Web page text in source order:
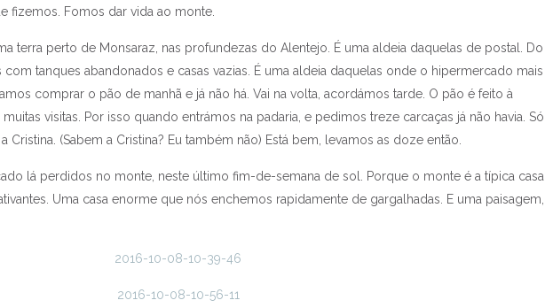
fizemos. Fomos dar vida ao monte.
terra perto de Monsaraz, nas profundezas do Alentejo. É uma aldeia daquelas de postal. Do
tanques abandonados e casas vazias. É uma aldeia daquelas onde o hipermercado mais
comprar o pão de manhã e já não há. Vai na volta, acordámos tarde. O pão é feito à
visitas. Por isso quando entrámos na padaria, e pedimos treze carcaças já não havia. Só
Cristina. (Sabem a Cristina? Eu também não) Está bem, levamos as doze então.
lá perdidos no monte, neste último fim-de-semana de sol. Porque o monte é a típica casa
Uma casa enorme que nós enchemos rapidamente de gargalhadas. E uma paisagem,